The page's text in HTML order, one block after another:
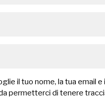
il tuo nome, la tua email e
permetterci di tenere